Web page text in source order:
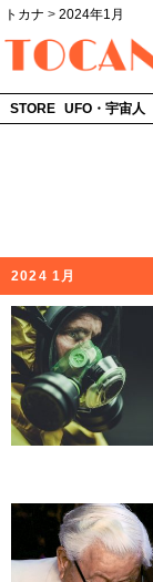
トカナ > 2024年1月
STORE UFO・宇宙人
2024 1月